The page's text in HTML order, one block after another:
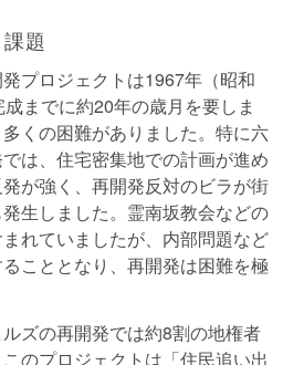
題
プロジェクトは1967年（昭和
までに約20年の歳月を要しま
くの困難がありました。特に六
は、住宅密集地での計画が進め
が強く、再開発反対のビラが街
生しました。霊南坂教会などの
れていましたが、内部問題など
こととなり、再開発は困難を極
ズの再開発では約8割の地権者
のプロジェクトは「住民追い出